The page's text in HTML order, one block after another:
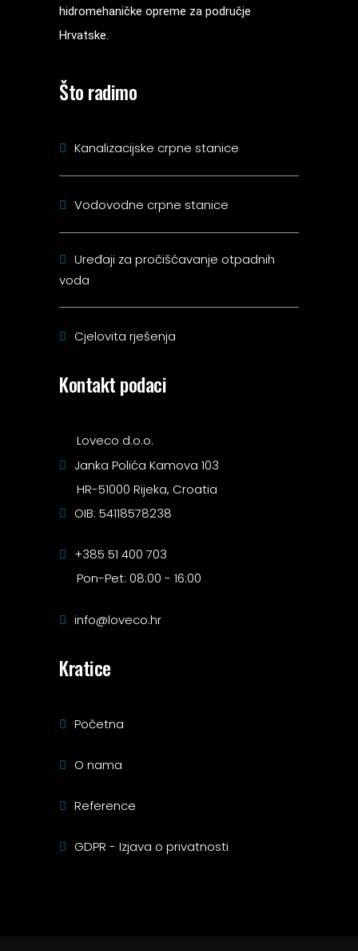
hidromehaničke opreme za područje
Hrvatske.
Što radimo
Kanalizacijske crpne stanice
Vodovodne crpne stanice
Uređaji za pročišćavanje otpadnih
voda
Cjelovita rješenja
Kontakt podaci
Loveco d.o.o.
Janka Polića Kamova 103
HR-51000 Rijeka, Croatia
OIB: 54118578238
+385 51 400 703
Pon-Pet: 08:00 - 16:00
info@loveco.hr
Kratice
Početna
O nama
Reference
GDPR - Izjava o privatnosti